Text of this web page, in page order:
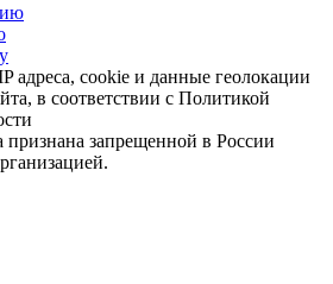
адреса, cookie и данные геолокации
в соответствии с Политикой
признана запрещенной в России